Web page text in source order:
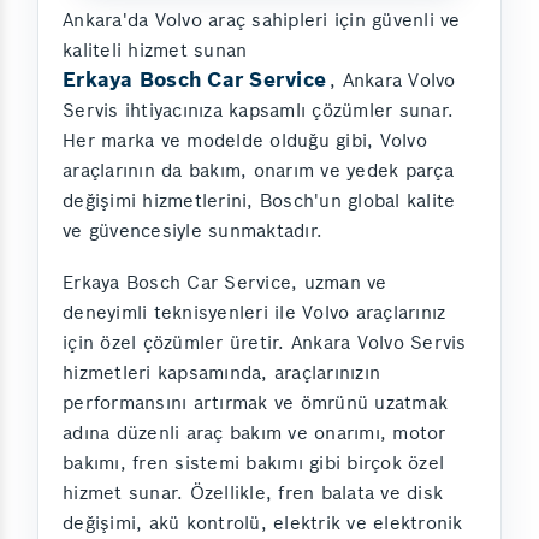
Ankara'da Volvo araç sahipleri için güvenli ve
kaliteli hizmet sunan
Erkaya Bosch Car Service , Ankara Volvo
Servis ihtiyacınıza kapsamlı çözümler sunar.
Her marka ve modelde olduğu gibi, Volvo
araçlarının da bakım, onarım ve yedek parça
değişimi hizmetlerini, Bosch'un global kalite
ve güvencesiyle sunmaktadır.
Erkaya Bosch Car Service, uzman ve
deneyimli teknisyenleri ile Volvo araçlarınız
için özel çözümler üretir. Ankara Volvo Servis
hizmetleri kapsamında, araçlarınızın
performansını artırmak ve ömrünü uzatmak
adına düzenli araç bakım ve onarımı, motor
bakımı, fren sistemi bakımı gibi birçok özel
hizmet sunar. Özellikle, fren balata ve disk
değişimi, akü kontrolü, elektrik ve elektronik